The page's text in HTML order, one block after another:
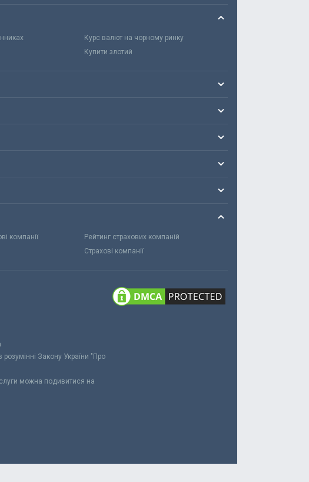
Курс валют на чорному ринку
Купити злотий
компанії
Рейтинг страхових компаній
Страхові компанії
Закону України "Про
можна подивитися на